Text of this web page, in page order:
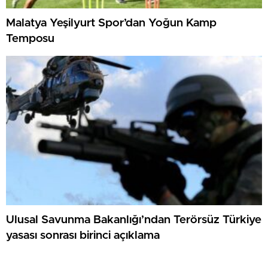
Malatya Yeşilyurt Spor’dan Yoğun Kamp
Temposu
Ulusal Savunma Bakanlığı’ndan Terörsüz Türkiye
yasası sonrası birinci açıklama